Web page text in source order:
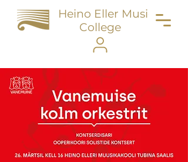
Heino Eller Music
College